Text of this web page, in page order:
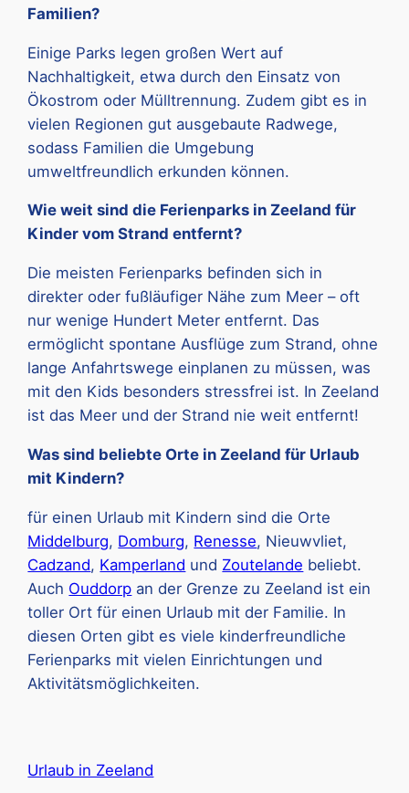
Familien?
Einige Parks legen großen Wert auf
Nachhaltigkeit, etwa durch den Einsatz von
Ökostrom oder Mülltrennung. Zudem gibt es in
vielen Regionen gut ausgebaute Radwege,
sodass Familien die Umgebung
umweltfreundlich erkunden können.
Wie weit sind die Ferienparks in Zeeland für
Kinder vom Strand entfernt?
Die meisten Ferienparks befinden sich in
direkter oder fußläufiger Nähe zum Meer – oft
nur wenige Hundert Meter entfernt. Das
ermöglicht spontane Ausflüge zum Strand, ohne
lange Anfahrtswege einplanen zu müssen, was
mit den Kids besonders stressfrei ist. In Zeeland
ist das Meer und der Strand nie weit entfernt!
Was sind beliebte Orte in Zeeland für Urlaub
mit Kindern?
für einen Urlaub mit Kindern sind die Orte
Middelburg, Domburg, Renesse, Nieuwvliet,
Cadzand, Kamperland und Zoutelande beliebt.
Auch Ouddorp an der Grenze zu Zeeland ist ein
toller Ort für einen Urlaub mit der Familie. In
diesen Orten gibt es viele kinderfreundliche
Ferienparks mit vielen Einrichtungen und
Aktivitätsmöglichkeiten.
Urlaub in Zeeland